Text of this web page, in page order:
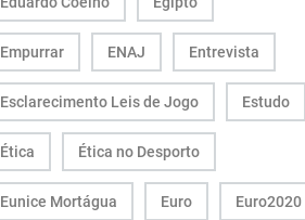
Empurrar ENAJ Entrevista
Esclarecimento Leis de Jogo Estudo
Ética Ética no Desporto
Eunice Mortágua Euro Euro2020